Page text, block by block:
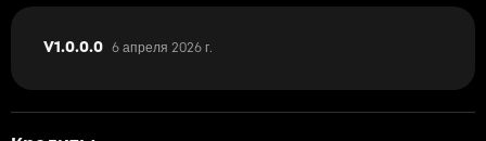
V1.0.0.0 6 апреля 2026 г.